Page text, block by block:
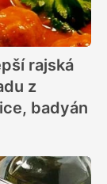
rajská
z
badyán